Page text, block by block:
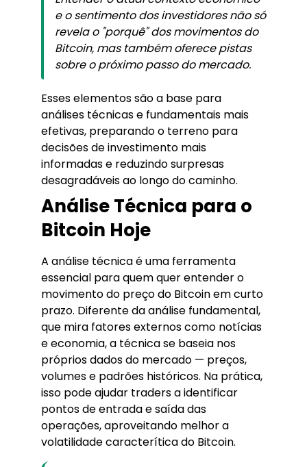
e o sentimento dos investidores não só
revela o "porquê" dos movimentos do
Bitcoin, mas também oferece pistas
sobre o próximo passo do mercado.
Esses elementos são a base para
análises técnicas e fundamentais mais
efetivas, preparando o terreno para
decisões de investimento mais
informadas e reduzindo surpresas
desagradáveis ao longo do caminho.
Análise Técnica para o
Bitcoin Hoje
A análise técnica é uma ferramenta
essencial para quem quer entender o
movimento do preço do Bitcoin em curto
prazo. Diferente da análise fundamental,
que mira fatores externos como notícias
e economia, a técnica se baseia nos
próprios dados do mercado — preços,
volumes e padrões históricos. Na prática,
isso pode ajudar traders a identificar
pontos de entrada e saída das
operações, aproveitando melhor a
volatilidade caracterítica do Bitcoin.